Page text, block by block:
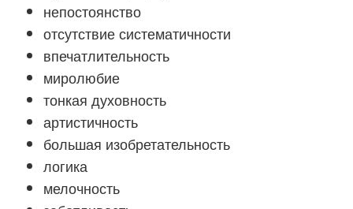
непостоянство
отсутствие систематичности
впечатлительность
миролюбие
тонкая духовность
артистичность
большая изобретательность
логика
мелочность